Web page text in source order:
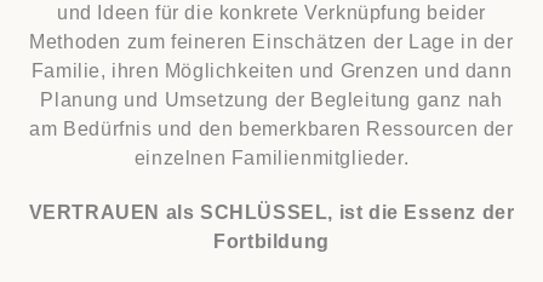
und Ideen für die konkrete Verknüpfung beider
Methoden zum feineren Einschätzen der Lage in der
Familie, ihren Möglichkeiten und Grenzen und dann
Planung und Umsetzung der Begleitung ganz nah
am Bedürfnis und den bemerkbaren Ressourcen der
einzelnen Familienmitglieder.
VERTRAUEN als SCHLÜSSEL, ist die Essenz der
Fortbildung